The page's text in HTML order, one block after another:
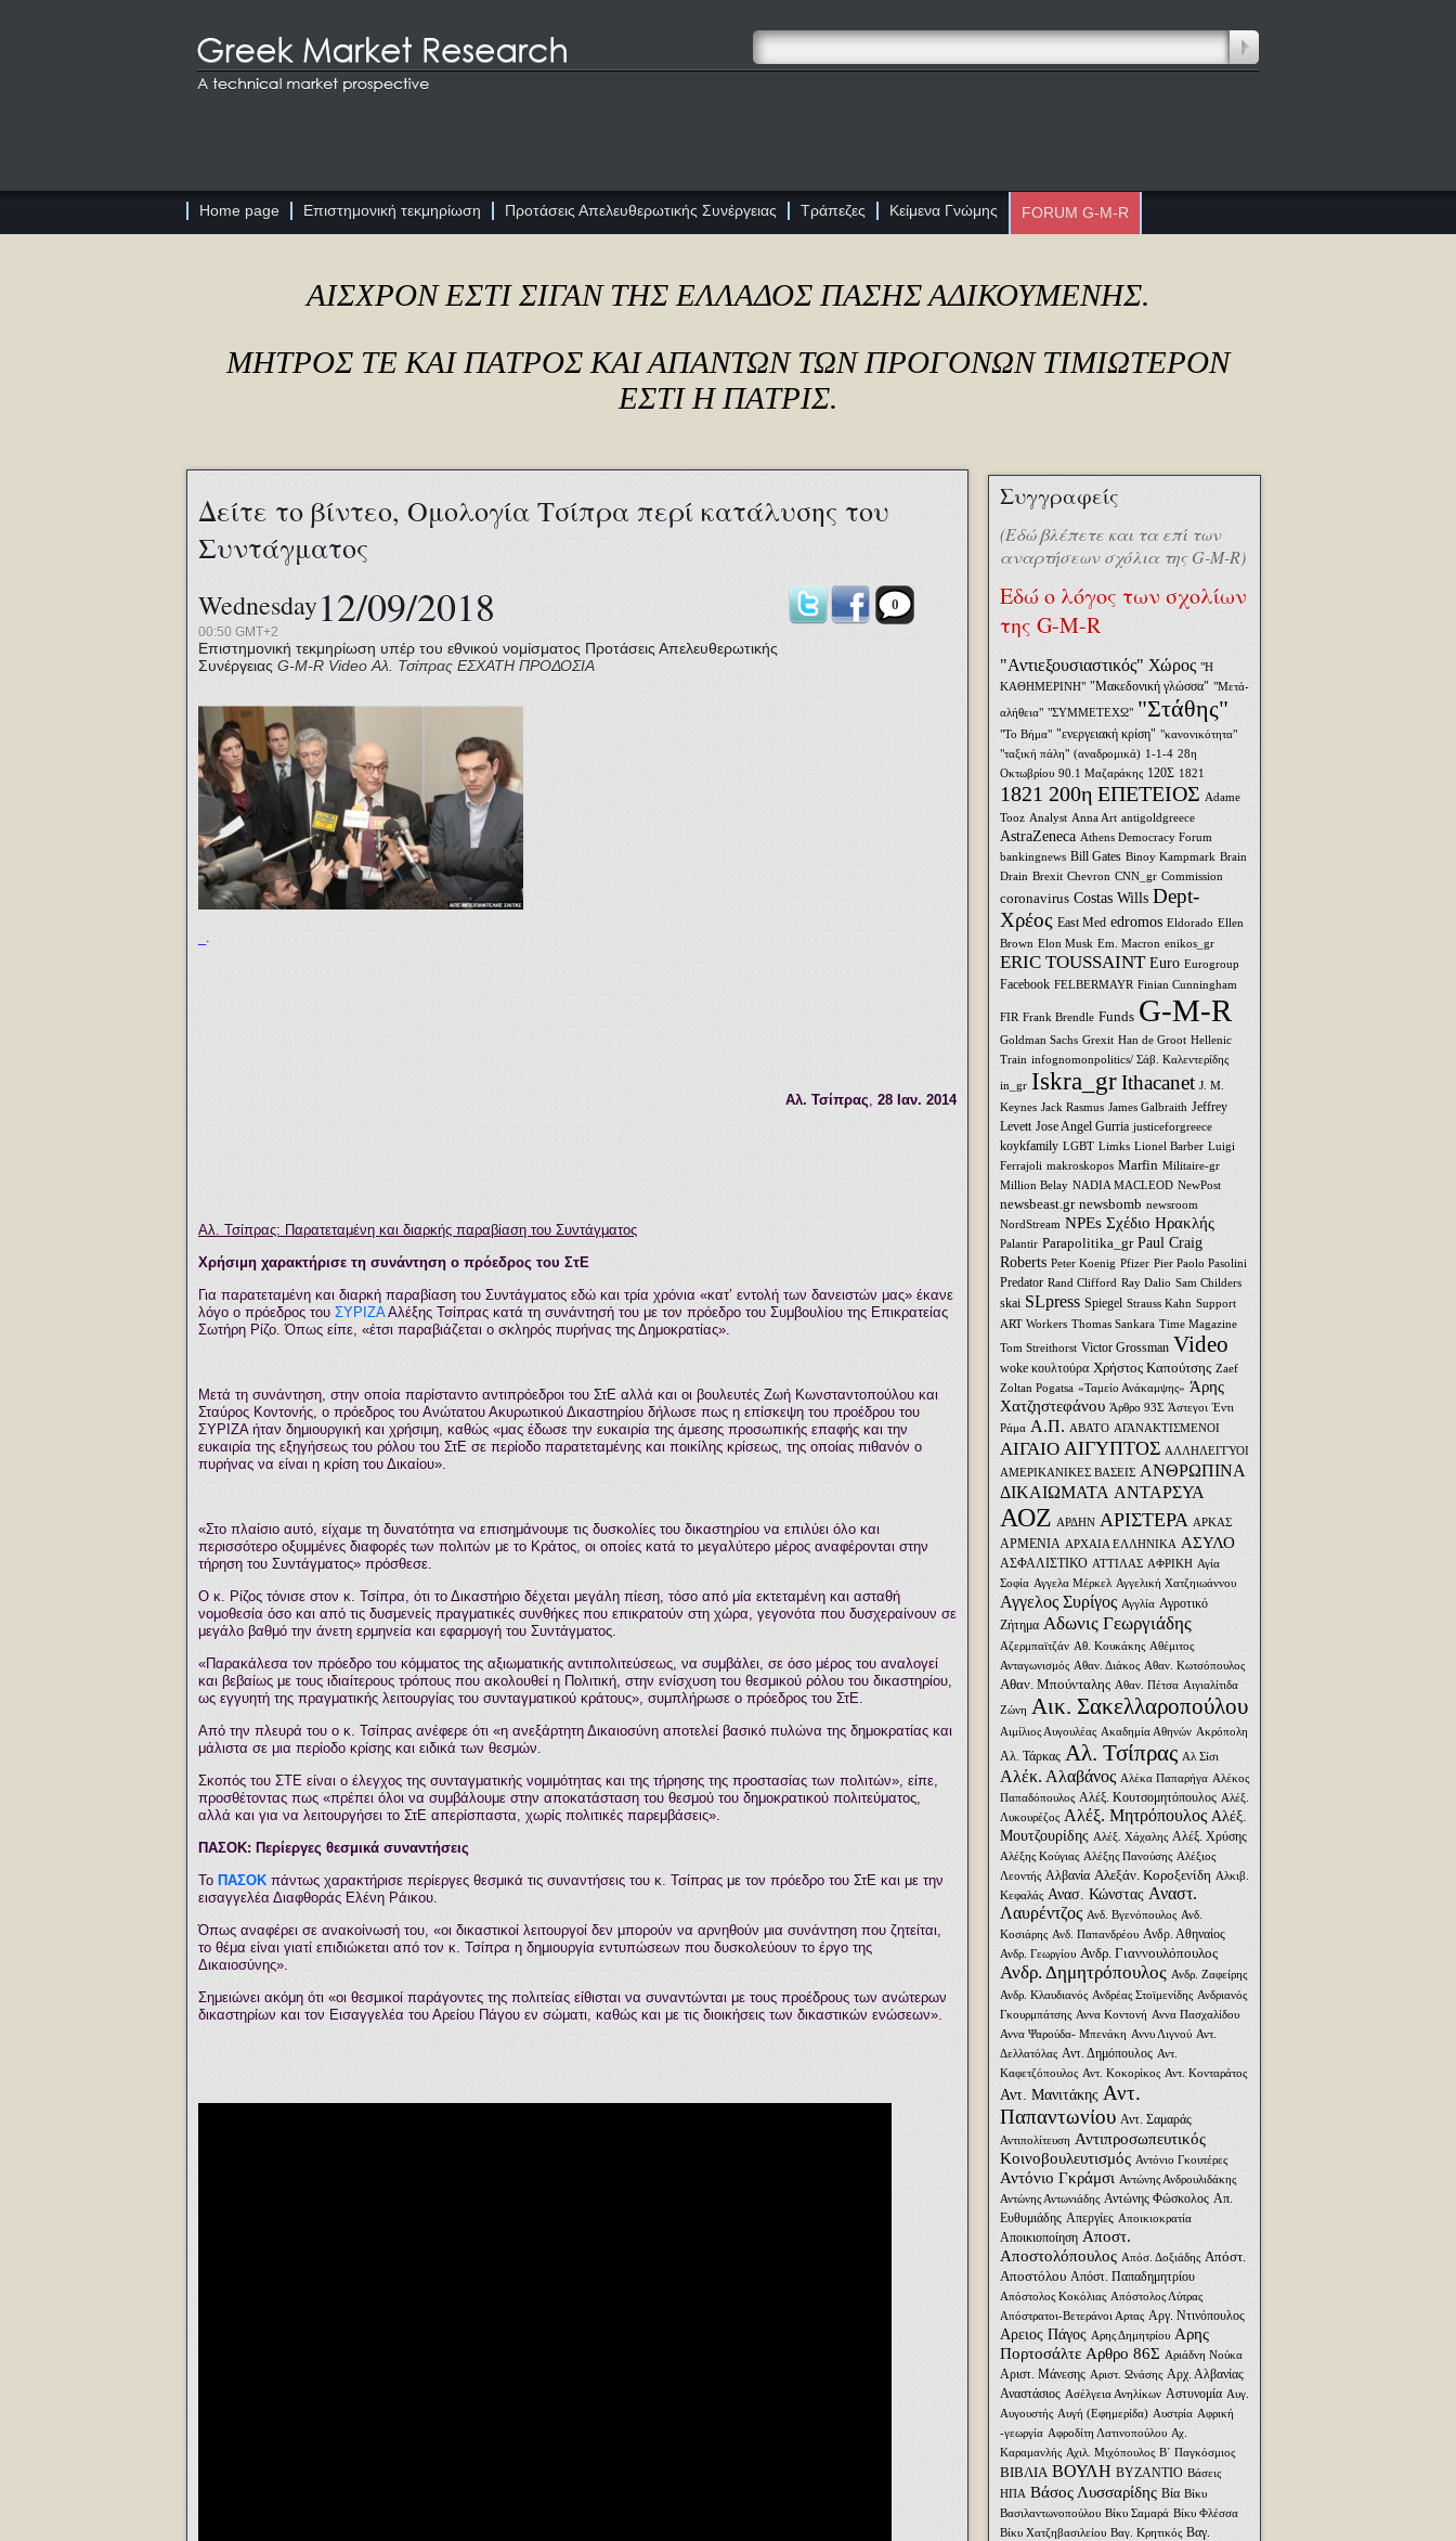
Home page Επιστημονική τεκμηρίωση Προτάσεις Απελευθερωτικής Συνέργειας Τράπεζες Κείμενα Γνώμης FORUM G-M-R
ΑΙΣΧΡΟΝ ΕΣΤΙ ΣΙΓΑΝ ΤΗΣ ΕΛΛΑΔΟΣ ΠΑΣΗΣ ΑΔΙΚΟΥΜΕΝΗΣ.
ΜΗΤΡΟΣ ΤΕ ΚΑΙ ΠΑΤΡΟΣ ΚΑΙ ΑΠΑΝΤΩΝ ΤΩΝ ΠΡΟΓΟΝΩΝ ΤΙΜΙΩΤΕΡΟΝ
ΕΣΤΙ Η ΠΑΤΡΙΣ.
Δείτε το βίντεο, Ομολογία Τσίπρα περί κατάλυσης του
Συντάγματος
Wednesday12/09/2018
00:50 GMT+2
Επιστημονική τεκμηρίωση υπέρ του εθνικού νομίσματος Προτάσεις Απελευθερωτικής
Συνέργειας G-M-R Video Αλ. Τσίπρας ΕΣΧΑΤΗ ΠΡΟΔΟΣΙΑ
0
_.
Αλ. Τσίπρας, 28 Ιαν. 2014
Αλ. Τσίπρας: Παρατεταμένη και διαρκής παραβίαση του Συντάγματος
Χρήσιμη χαρακτήρισε τη συνάντηση ο πρόεδρος του ΣτΕ
Για παρατεταμένη και διαρκή παραβίαση του Συντάγματος εδώ και τρία χρόνια «κατ’ εντολή των δανειστών μας» έκανε
λόγο ο πρόεδρος του ΣΥΡΙΖΑΑλέξης Τσίπρας κατά τη συνάντησή του με τον πρόεδρο του Συμβουλίου της Επικρατείας
Σωτήρη Ρίζο. Όπως είπε, «έτσι παραβιάζεται ο σκληρός πυρήνας της Δημοκρατίας».
Μετά τη συνάντηση, στην οποία παρίσταντο αντιπρόεδροι του ΣτΕ αλλά και οι βουλευτές Ζωή Κωνσταντοπούλου και
Σταύρος Κοντονής, ο πρόεδρος του Ανώτατου Ακυρωτικού Δικαστηρίου δήλωσε πως η επίσκεψη του προέδρου του
ΣΥΡΙΖΑ ήταν δημιουργική και χρήσιμη, καθώς «μας έδωσε την ευκαιρία της άμεσης προσωπικής επαφής και την
ευκαιρία της εξηγήσεως του ρόλου του ΣτΕ σε περίοδο παρατεταμένης και ποικίλης κρίσεως, της οποίας πιθανόν ο
πυρήνας να είναι η κρίση του Δικαίου».
«Στο πλαίσιο αυτό, είχαμε τη δυνατότητα να επισημάνουμε τις δυσκολίες του δικαστηρίου να επιλύει όλο και
περισσότερο οξυμμένες διαφορές των πολιτών με το Κράτος, οι οποίες κατά το μεγαλύτερο μέρος αναφέρονται στην
τήρηση του Συντάγματος» πρόσθεσε.
Ο κ. Ρίζος τόνισε στον κ. Τσίπρα, ότι το Δικαστήριο δέχεται μεγάλη πίεση, τόσο από μία εκτεταμένη και ασταθή
νομοθεσία όσο και από τις δυσμενείς πραγματικές συνθήκες που επικρατούν στη χώρα, γεγονότα που δυσχεραίνουν σε
μεγάλο βαθμό την άνετη ερμηνεία και εφαρμογή του Συντάγματος.
«Παρακάλεσα τον πρόεδρο του κόμματος της αξιωματικής αντιπολιτεύσεως, να συμβάλει, σε όσο μέρος του αναλογεί
και βεβαίως με τους ιδιαίτερους τρόπους που ακολουθεί η Πολιτική, στην ενίσχυση του θεσμικού ρόλου του δικαστηρίου,
ως εγγυητή της πραγματικής λειτουργίας του συνταγματικού κράτους», συμπλήρωσε ο πρόεδρος του ΣτΕ.
Από την πλευρά του ο κ. Τσίπρας ανέφερε ότι «η ανεξάρτητη Δικαιοσύνη αποτελεί βασικό πυλώνα της δημοκρατίας και
μάλιστα σε μια περίοδο κρίσης και ειδικά των θεσμών.
Σκοπός του ΣΤΕ είναι ο έλεγχος της συνταγματικής νομιμότητας και της τήρησης της προστασίας των πολιτών», είπε,
προσθέτοντας πως «πρέπει όλοι να συμβάλουμε στην αποκατάσταση του θεσμού του δημοκρατικού πολιτεύματος,
αλλά και για να λειτουργήσει το ΣτΕ απερίσπαστα, χωρίς πολιτικές παρεμβάσεις».
ΠΑΣΟΚ: Περίεργες θεσμικά συναντήσεις
Το ΠΑΣΟΚ πάντως χαρακτήρισε περίεργες θεσμικά τις συναντήσεις του κ. Τσίπρας με τον πρόεδρο του ΣτΕ και με την
εισαγγελέα Διαφθοράς Ελένη Ράικου.
Όπως αναφέρει σε ανακοίνωσή του, «οι δικαστικοί λειτουργοί δεν μπορούν να αρνηθούν μια συνάντηση που ζητείται,
το θέμα είναι γιατί επιδιώκεται από τον κ. Τσίπρα η δημιουργία εντυπώσεων που δυσκολεύουν το έργο της
Δικαιοσύνης».
Σημειώνει ακόμη ότι «οι θεσμικοί παράγοντες της πολιτείας είθισται να συναντώνται με τους προέδρους των ανώτερων
δικαστηρίων και τον Εισαγγελέα του Αρείου Πάγου εν σώματι, καθώς και με τις διοικήσεις των δικαστικών ενώσεων».
Συγγραφείς
(Εδώ βλέπετε και τα επί των
αναρτήσεων σχόλια της G-M-R)
Εδώ ο λόγος των σχολίων
της G-M-R
"Αντιεξουσιαστικός" Χώρος "Η
ΚΑΘΗΜΕΡΙΝΗ" "Μακεδονική γλώσσα" "Μετά-
αλήθεια" "ΣΥΜΜΕΤΕΧΩ" "Στάθης"
"Το Βήμα" "ενεργειακή κρίση" "κανονικότητα"
"ταξική πάλη" (αναδρομικά) 1-1-4 28η
Οκτωβρίου 90.1 Μαζαράκης 120Σ 1821
1821 200η ΕΠΕΤΕΙΟΣ Adame
Tooz Analyst Anna Art antigoldgreece
AstraZeneca Athens Democracy Forum
bankingnews Bill Gates Binoy Kampmark Brain
Drain Brexit Chevron CNN_gr Commission
coronavirus Costas Wills Dept-
Χρέος East Med edromos Eldorado Ellen
Brown Elon Musk Em. Macron enikos_gr
ERIC TOUSSAINT Euro Eurogroup
Facebook FELBERMAYR Finian Cunningham
FIR Frank Brendle Funds G-M-R
Goldman Sachs Grexit Han de Groot Hellenic
Train infognomonpolitics/ Σάβ. Καλεντερίδης
in_gr Iskra_grIthacanet J. M.
Keynes Jack Rasmus James Galbraith Jeffrey
Levett Jose Angel Gurria justiceforgreece
koykfamily LGBT Limks Lionel Barber Luigi
Ferrajoli makroskopos Marfin Militaire-gr
Million Belay NADIA MACLEOD NewPost
newsbeast.gr newsbomb newsroom
NordStream NPEs Σχέδιο Ηρακλής
Palantir Parapolitika_gr Paul Craig
Roberts Peter Koenig Pfizer Pier Paolo Pasolini
Predator Rand Clifford Ray Dalio Sam Childers
skai SLpress Spiegel Strauss Kahn Support
ART Workers Thomas Sankara Time Magazine
Tom Streithorst Victor Grossman Video
woke κουλτούρα Xρήστος Καπούτσης Zaef
Zoltan Pogatsa «Ταμείο Ανάκαμψης» Άρης
Χατζηστεφάνου Άρθρο 93Σ Άστεγοι Έντι
Ράμα Α.Π. ΑΒΑΤΟ ΑΓΑΝΑΚΤΙΣΜΕΝΟΙ
ΑΙΓΑΙΟ ΑΙΓΥΠΤΟΣ ΑΛΛΗΛΕΓΓΥΟΙ
ΑΜΕΡΙΚΑΝΙΚΕΣ ΒΑΣΕΙΣ ΑΝΘΡΩΠΙΝΑ
ΔΙΚΑΙΩΜΑΤΑ ΑΝΤΑΡΣΥΑ
ΑΟΖ ΑΡΔΗΝ ΑΡΙΣΤΕΡΑ ΑΡΚΑΣ
ΑΡΜΕΝΙΑ ΑΡΧΑΙΑ ΕΛΛΗΝΙΚΑ ΑΣΥΛΟ
ΑΣΦΑΛΙΣΤΙΚΟ ΑΤΤΙΛΑΣ ΑΦΡΙΚΗ Αγία
Σοφία Αγγελα Μέρκελ Αγγελική Χατζηιωάννου
Αγγελος Συρίγος Αγγλία Αγροτικό
Ζήτημα Αδωνις Γεωργιάδης
Αζερμπαϊτζάν Αθ. Κουκάκης Αθέμιτος
Ανταγωνισμός Αθαν. Διάκος Αθαν. Κωτσόπουλος
Αθαν. Μπούνταλης Αθαν. Πέτσα Αιγιαλίτιδα
Ζώνη Αικ. Σακελλαροπούλου
Αιμίλιος Αυγουλέας Ακαδημία Αθηνών Ακρόπολη
Αλ. Τάρκας Αλ. Τσίπρας Αλ Σίσι
Αλέκ. Αλαβάνος Αλέκα Παπαρήγα Αλέκος
Παπαδόπουλος Αλέξ. Κουτσομητόπουλος Αλέξ.
Λυκουρέζος Αλέξ. Μητρόπουλος Αλέξ.
Μουτζουρίδης Αλέξ. Χάχαλης Αλέξ. Χρύσης
Αλέξης Κούγιας Αλέξης Πανούσης Αλέξιος
Λεοντής Αλβανία Αλεξάν. Κοροξενίδη Αλκιβ.
Κεφαλάς Ανασ. Κώνστας Αναστ.
Λαυρέντζος Ανδ. Βγενόπουλος Ανδ.
Κοσιάρης Ανδ. Παπανδρέου Ανδρ. Αθηναίος
Ανδρ. Γεωργίου Ανδρ. Γιαννουλόπουλος
Ανδρ. Δημητρόπουλος Ανδρ. Ζαφείρης
Ανδρ. Κλαυδιανός Ανδρέας Στοϊμενίδης Ανδριανός
Γκουρμπάτσης Αννα Κοντονή Αννα Πασχαλίδου
Αννα Ψαρούδα- Μπενάκη Αννυ Λιγνού Αντ.
Δελλατόλας Αντ. Δημόπουλος Αντ.
Καφετζόπουλος Αντ. Κοκορίκος Αντ. Κονταράτος
Αντ. Μανιτάκης Αντ.
Παπαντωνίου Αντ. Σαμαράς
Αντιπολίτευση Αντιπροσωπευτικός
Κοινοβουλευτισμός Αντόνιο Γκουτέρες
Αντόνιο Γκράμσι Αντώνης Ανδρουλιδάκης
Αντώνης Αντωνιάδης Αντώνης Φώσκολος Απ.
Ευθυμιάδης Απεργίες Αποικιοκρατία
Αποικιοποίηση Αποστ.
Αποστολόπουλος Απόσ. Δοξιάδης Απόστ.
Αποστόλου Απόστ. Παπαδημητρίου
Απόστολος Κοκόλιας Απόστολος Λύτρας
Απόστρατοι-Βετεράνοι Αρτας Αργ. Ντινόπουλος
Αρειος Πάγος Αρης Δημητρίου Αρης
Πορτοσάλτε Αρθρο 86Σ Αριάδνη Nούκα
Αριστ. Μάνεσης Αριστ. Ωνάσης Αρχ. Αλβανίας
Αναστάσιος Ασέλγεια Ανηλίκων Αστυνομία Αυγ.
Αυγουστής Αυγή (Εφημερίδα) Αυστρία Αφρική
-γεωργία Αφροδίτη Λατινοπούλου Αχ.
Καραμανλής Αχιλ. Μιχόπουλος Β΄ Παγκόσμιος
ΒΙΒΛΙΑ ΒΟΥΛΗ ΒΥΖΑΝΤΙΟ Βάσεις
ΗΠΑ Βάσος Λυσσαρίδης Βία Βίκυ
Βασιλαντωνοπούλου Βίκυ Σαμαρά Βίκυ Φλέσσα
Βίκυ Χατζηβασιλείου Βαγ. Κρητικός Βαγ.